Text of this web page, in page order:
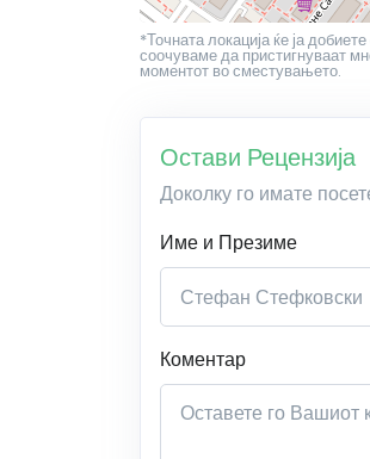
*Точната локација ќе ја
соочуваме да пристигнуваат
моментот во сместувањето.
Остави Рецензија
Доколку го имате
Име и Презиме
Коментар